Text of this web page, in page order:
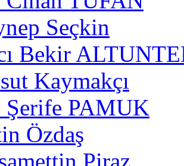
Seçkin
Bekir
Kaymakçı
Şerife PAMUK
Özdaş
Piraz